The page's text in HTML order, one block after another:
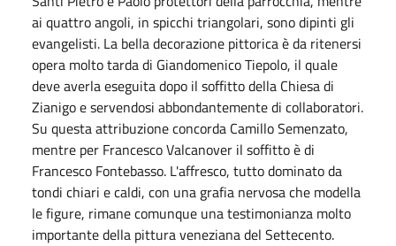
ai quattro angoli, in spicchi triangolari, sono dipinti gli
evangelisti. La bella decorazione pittorica è da ritenersi
opera molto tarda di Giandomenico Tiepolo, il quale
deve averla eseguita dopo il soffitto della Chiesa di
Zianigo e servendosi abbondantemente di collaboratori.
Su questa attribuzione concorda Camillo Semenzato,
mentre per Francesco Valcanover il soffitto è di
Francesco Fontebasso. L'affresco, tutto dominato da
tondi chiari e caldi, con una grafia nervosa che modella
le figure, rimane comunque una testimonianza molto
importante della pittura veneziana del Settecento.